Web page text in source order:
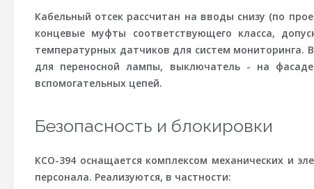
Кабельный отсек рассчитан на вводы снизу (по
концевые муфты соответствующего класса,
температурных датчиков для систем мониторинга.
для переносной лампы, выключатель - на
вспомогательных цепей.
Безопасность и блокировки
КСО-394 оснащается комплексом механических и
персонала. Реализуются, в частности: